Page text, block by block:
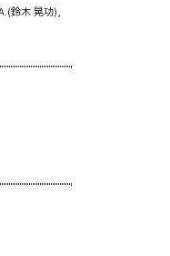
鈴木 晃功),